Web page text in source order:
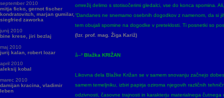
september 2010
mitja ficko, gernot fischer
kondratovitch, marjan gumilar,
siegfried zaworka
junij 2010
bine krese, jiri bezlaj
maj 2010
jurij kalan, robert lozar
april 2010
aleksij kobal
marec 2010
damijan kracina, vladimir
leben
omrežij delimo s stotisočerimi gledalci, vse do konca spomina.
“Dandanes ne snemamo osebnih dogodkov z namenom, da si
tem obujali spomine na dogodke v preteklosti. Ti posnetki so
(Izr. prof. mag. Žiga Kariž)
â–³ Blažka KRIŽAN
Likovna dela Blažke Križan se v samem snovanju začnejo
samem temeljniku, izbiri papirja oziroma njegovih različnih
odzivnosti, časovne trajnosti in karakterju materialnega